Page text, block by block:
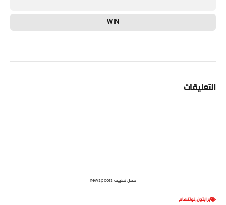
WIN
التعليقات
حمل تطبيق newspoots
برايتون,توتنهام